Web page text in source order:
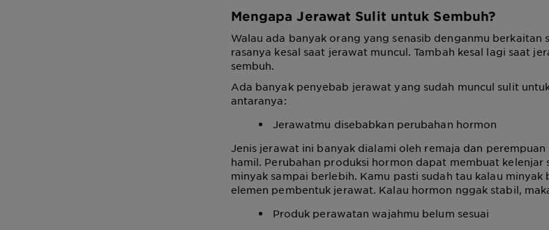
Mengapa Jerawat Sulit untuk Sembuh?
Walau ada banyak orang yang senasib denganmu
rasanya kesal saat jerawat muncul. Tambah kesal lagi saat
sembuh.
Ada banyak penyebab jerawat yang sudah muncul sulit
antaranya:
Jerawatmu disebabkan perubahan hormon
Jenis jerawat ini banyak dialami oleh remaja dan
hamil. Perubahan produksi hormon dapat membuat kelenjar
minyak sampai berlebih. Kamu pasti sudah tau kalau minyak
elemen pembentuk jerawat. Kalau hormon nggak stabil,
Produk perawatan wajahmu belum sesuai